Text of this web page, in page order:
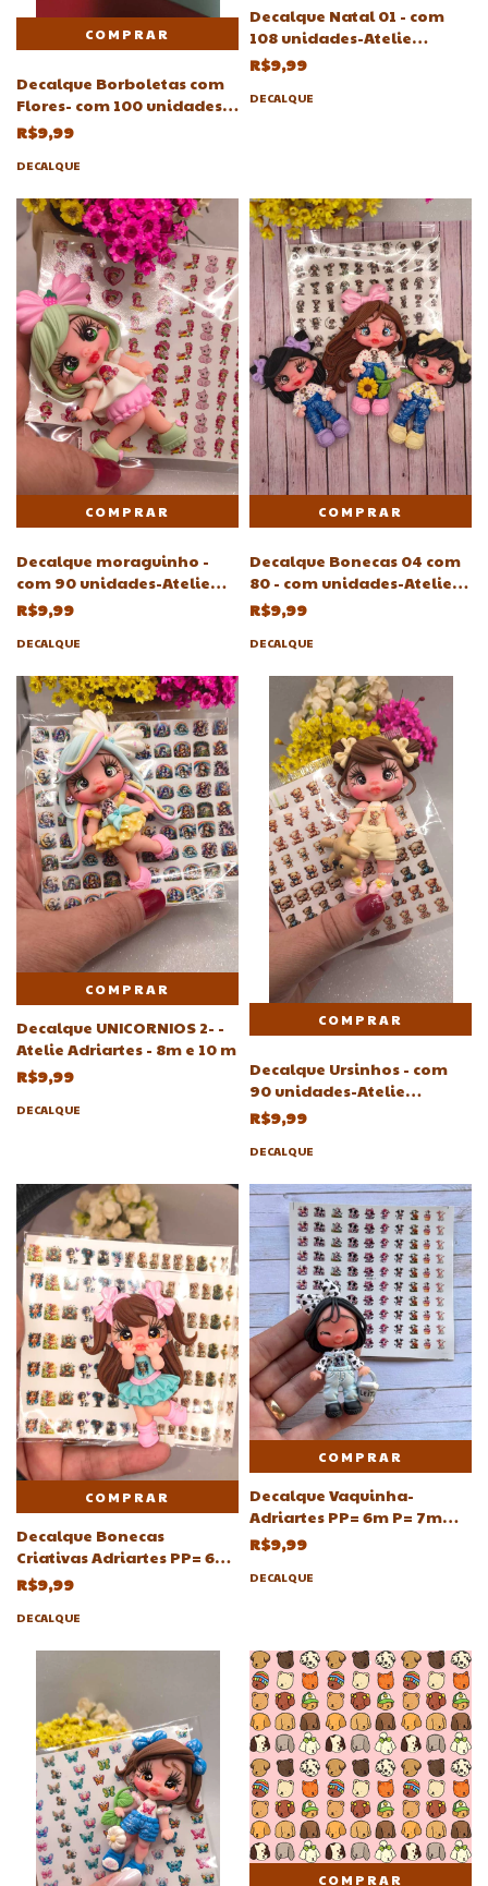
Decalque Borboletas com
Flores- com 100 unidades-
Atelie Adriartes
R$9,99
DECALQUE
Decalque Natal 01 - com
108 unidades-Atelie
Adriartes 6mm
R$9,99
DECALQUE
Decalque moraguinho -
com 90 unidades-Atelie
Adriartes
R$9,99
DECALQUE
Decalque Bonecas 04 com
80 - com unidades-Atelie
Adriartes
R$9,99
DECALQUE
COMPRAR
Decalque UNICORNIOS 2- -
Atelie Adriartes - 8m e 10 m
R$9,99
DECALQUE
Decalque Ursinhos - com
90 unidades-Atelie
Adriartes-
R$9,99
DECALQUE
COMPRAR
Decalque Bonecas
Criativas Adriartes PP= 6m
P= 7m M=8mm G=9mm
GG=10 mm
R$9,99
DECALQUE
COMPRAR
Decalque Vaquinha-
Adriartes PP= 6m P= 7m
M=8mm G=9mm GG=10 mm
á Escolher
R$9,99
DECALQUE